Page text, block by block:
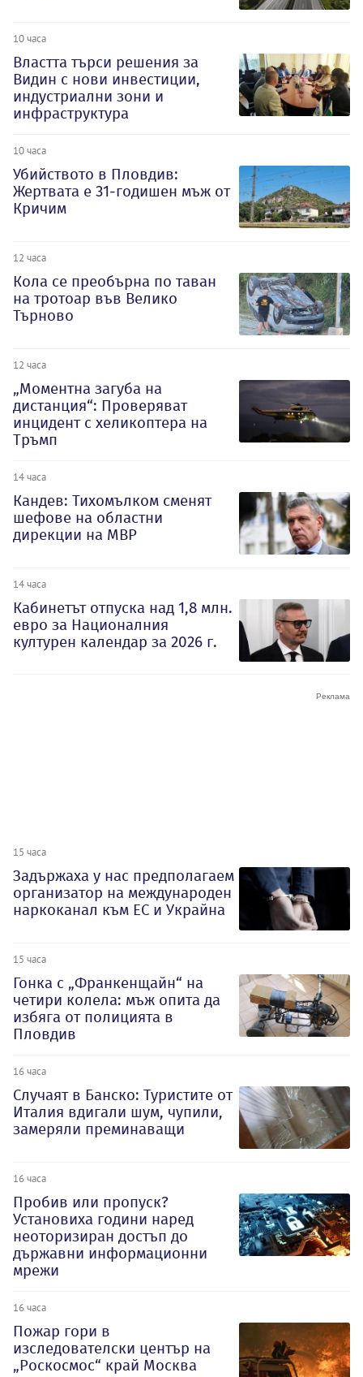
10 часа
Властта търси решения за
Видин с нови инвестиции,
индустриални зони и
инфраструктура
10 часа
Убийството в Пловдив:
Жертвата е 31-годишен мъж от
Кричим
12 часа
Кола се преобърна по таван
на тротоар във Велико
Търново
12 часа
„Моментна загуба на
дистанция“: Проверяват
инцидент с хеликоптера на
Тръмп
14 часа
Кандев: Тихомълком сменят
шефове на областни
дирекции на МВР
14 часа
Кабинетът отпуска над 1,8 млн.
евро за Националния
културен календар за 2026 г.
15 часа
Задържаха у нас предполагаем
организатор на международен
наркоканал към ЕС и Украйна
15 часа
Гонка с „Франкенщайн“ на
четири колела: мъж опита да
избяга от полицията в
Пловдив
16 часа
Случаят в Банско: Туристите от
Италия вдигали шум, чупили,
замеряли преминаващи
16 часа
Пробив или пропуск?
Установиха години наред
неоторизиран достъп до
държавни информационни
мрежи
16 часа
Пожар гори в
изследователски център на
„Роскосмос“ край Москва